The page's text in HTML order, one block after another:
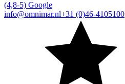
(4,8-5) Google
info@omnimar.nl+31 (0)46-4105100